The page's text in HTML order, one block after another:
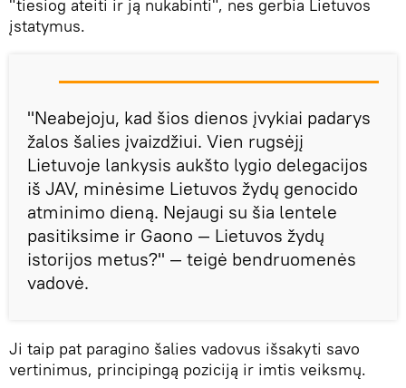
"tiesiog ateiti ir ją nukabinti", nes gerbia Lietuvos
įstatymus.
"Neabejoju, kad šios dienos įvykiai padarys
žalos šalies įvaizdžiui. Vien rugsėjį
Lietuvoje lankysis aukšto lygio delegacijos
iš JAV, minėsime Lietuvos žydų genocido
atminimo dieną. Nejaugi su šia lentele
pasitiksime ir Gaono — Lietuvos žydų
istorijos metus?" — teigė bendruomenės
vadovė.
Ji taip pat paragino šalies vadovus išsakyti savo
vertinimus, principingą poziciją ir imtis veiksmų.